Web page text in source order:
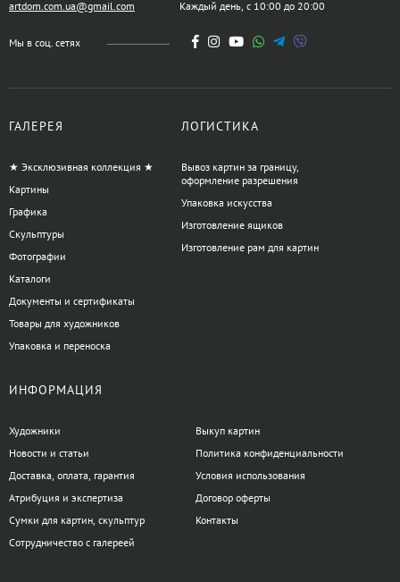
artdom.com.ua@gmail.com Каждый день, с 10:00 до 20:00
Мы в соц. сетях
ГАЛЕРЕЯ
★ Эксклюзивная коллекция ★
Картины
Графика
Скульптуры
Фотографии
Каталоги
Документы и сертификаты
Товары для художников
Упаковка и переноска
ЛОГИСТИКА
Вывоз картин за границу,
оформление разрешения
Упаковка искусства
Изготовление ящиков
Изготовление рам для картин
ИНФОРМАЦИЯ
Художники
Новости и статьи
Доставка, оплата, гарантия
Атрибуция и экспертиза
Сумки для картин, скульптур
Сотрудничество с галереей
Выкуп картин
Политика конфиденциальности
Условия использования
Договор оферты
Контакты